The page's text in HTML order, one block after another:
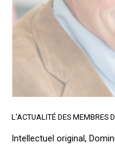
L'ACTUALITÉ DES MEMBRES
Intellectuel original,